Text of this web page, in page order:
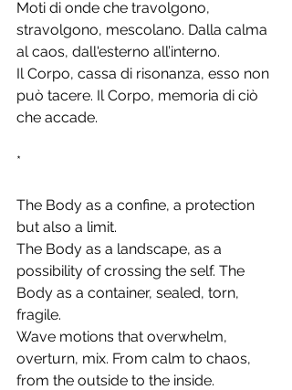
Moti di onde che travolgono,
stravolgono, mescolano. Dalla calma
al caos, dall'esterno all’interno.
Il Corpo, cassa di risonanza, esso non
può tacere. Il Corpo, memoria di ciò
che accade.
*
The Body as a confine, a protection
but also a limit.
The Body as a landscape, as a
possibility of crossing the self. The
Body as a container, sealed, torn,
fragile.
Wave motions that overwhelm,
overturn, mix. From calm to chaos,
from the outside to the inside.